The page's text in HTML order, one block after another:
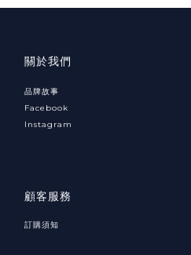
關於我們
品牌故事
Facebook
Instagram
顧客服務
訂購須知